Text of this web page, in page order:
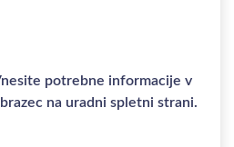
potrebne informacije v
na uradni spletni strani.